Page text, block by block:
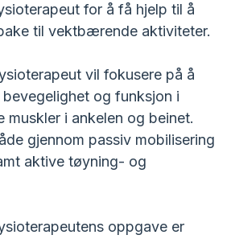
for å få hjelp til å
til vektbærende aktiviteter.
vil fokusere på å
og funksjon i
muskler i ankelen og beinet.
gjennom passiv mobilisering
aktive tøyning- og
oppgave er